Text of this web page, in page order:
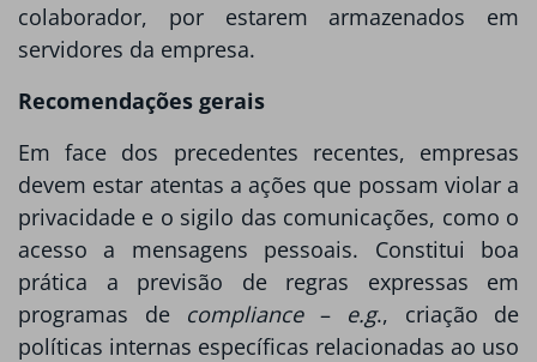
colaborador, por estarem armazenados em
servidores da empresa.
Recomendações gerais
Em face dos precedentes recentes, empresas
devem estar atentas a ações que possam violar a
privacidade e o sigilo das comunicações, como o
acesso a mensagens pessoais. Constitui boa
prática a previsão de regras expressas em
programas de compliance – e.g., criação de
políticas internas específicas relacionadas ao uso